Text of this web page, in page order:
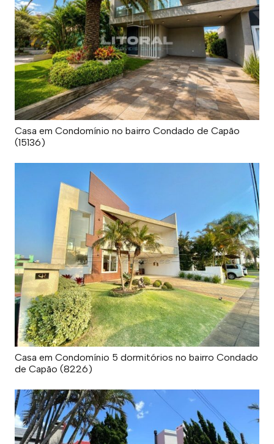
Casa em Condomínio no bairro Condado de Capão
(15136)
Casa em Condomínio 5 dormitórios no bairro Condado
de Capão (8226)